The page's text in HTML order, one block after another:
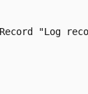
"Log